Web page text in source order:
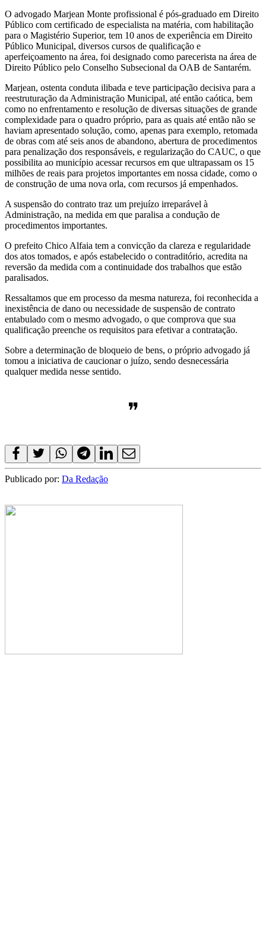
O advogado Marjean Monte profissional é pós-graduado em Direito
Público com certificado de especialista na matéria, com habilitação
para o Magistério Superior, tem 10 anos de experiência em Direito
Público Municipal, diversos cursos de qualificação e
aperfeiçoamento na área, foi designado como parecerista na área de
Direito Público pelo Conselho Subsecional da OAB de Santarém.
Marjean, ostenta conduta ilibada e teve participação decisiva para a
reestruturação da Administração Municipal, até então caótica, bem
como no enfrentamento e resolução de diversas situações de grande
complexidade para o quadro próprio, para as quais até então não se
haviam apresentado solução, como, apenas para exemplo, retomada
de obras com até seis anos de abandono, abertura de procedimentos
para penalização dos responsáveis, e regularização do CAUC, o que
possibilita ao município acessar recursos em que ultrapassam os 15
milhões de reais para projetos importantes em nossa cidade, como o
de construção de uma nova orla, com recursos já empenhados.
A suspensão do contrato traz um prejuízo irreparável à
Administração, na medida em que paralisa a condução de
procedimentos importantes.
O prefeito Chico Alfaia tem a convicção da clareza e regularidade
dos atos tomados, e após estabelecido o contraditório, acredita na
reversão da medida com a continuidade dos trabalhos que estão
paralisados.
Ressaltamos que em processo da mesma natureza, foi reconhecida a
inexistência de dano ou necessidade de suspensão de contrato
entabulado com o mesmo advogado, o que comprova que sua
qualificação preenche os requisitos para efetivar a contratação.
Sobre a determinação de bloqueio de bens, o próprio advogado já
tomou a iniciativa de caucionar o juízo, sendo desnecessária
qualquer medida nesse sentido.
❞
Publicado por: Da Redação